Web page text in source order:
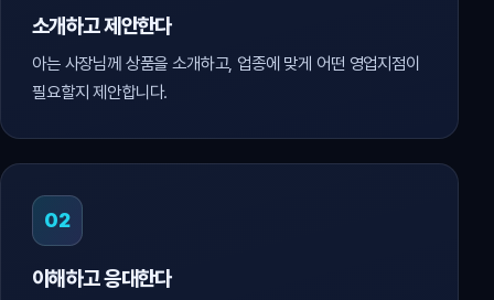
소개하고 제안한다
아는 사장님께 상품을 소개하고, 업종에 맞게 어떤 영업지점이
필요할지 제안합니다.
02
이해하고 응대한다